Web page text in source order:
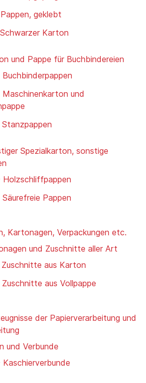
geklebt
Karton
und Pappe für Buchbindereien
und
Spezialkarton, sonstige
Holzschliffpappen
Pappen
Kartonagen, Verpackungen etc.
und Zuschnitte aller Art
aus Karton
aus Vollpappe
der Papierverarbeitung und
und Verbunde